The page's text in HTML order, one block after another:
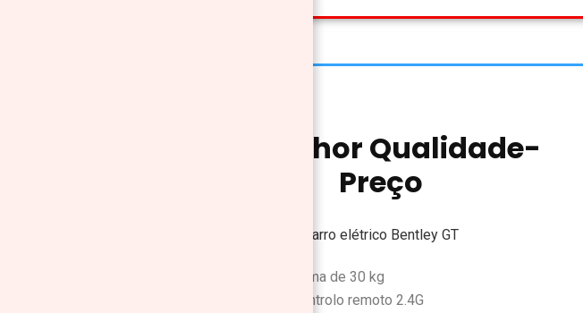
Melhor Qualidade-
Preço
Carro elétrico Bentley GT
Capacidade máxima de 30 kg
Equipado com controlo remoto 2.4G